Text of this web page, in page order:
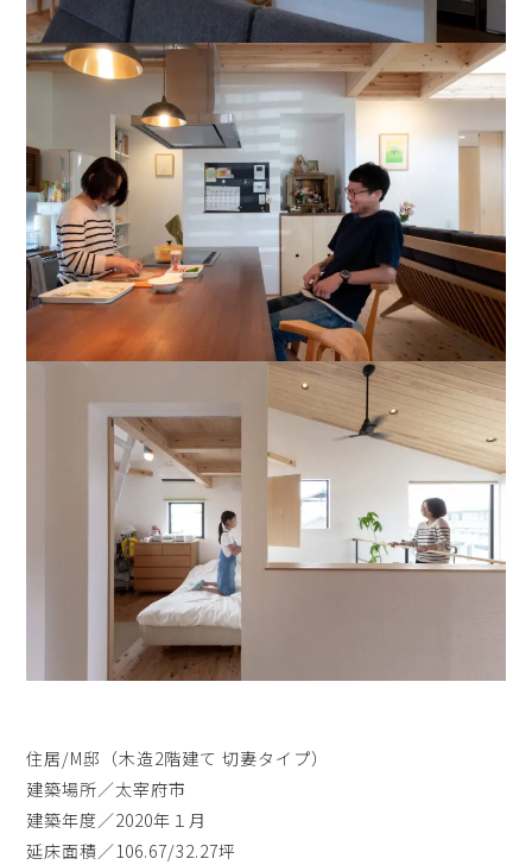
住居/M邸（木造2階建て 切妻タイプ）
建築場所／太宰府市
建築年度／2020年１月
延床面積／106.67/32.27坪